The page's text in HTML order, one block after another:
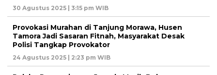
30 Agustus 2025 | 3:15 pm WIB
Provokasi Murahan di Tanjung Morawa, Husen
Tamora Jadi Sasaran Fitnah, Masyarakat Desak
Polisi Tangkap Provokator
24 Agustus 2025 | 2:23 pm WIB